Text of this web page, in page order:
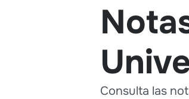
Consulta las